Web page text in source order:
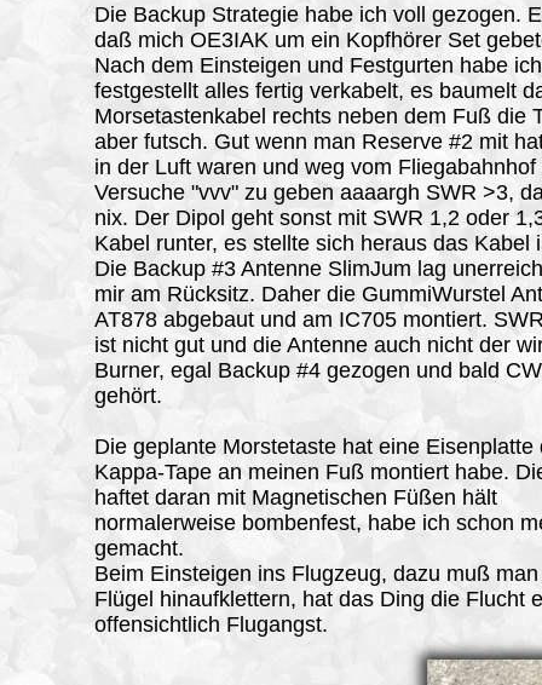
Die Backup Strategie habe ich voll gezogen.
daß mich OE3IAK um ein Kopfhörer Set
Nach dem Einsteigen und Festgurten habe ich
festgestellt alles fertig verkabelt, es baumelt
Morsetastenkabel rechts neben dem Fuß die
aber futsch. Gut wenn man Reserve #2 mit
in der Luft waren und weg vom Fliegabahnhof
Versuche "vvv" zu geben aaaargh SWR >3,
nix. Der Dipol geht sonst mit SWR 1,2 oder
Kabel runter, es stellte sich heraus das Kabel
Die Backup #3 Antenne SlimJum lag
mir am Rücksitz. Daher die GummiWurstel
AT878 abgebaut und am IC705 montiert.
ist nicht gut und die Antenne auch nicht der
Burner, egal Backup #4 gezogen und bald
gehört.
Die geplante Morstetaste hat eine Eisenplatte
Kappa-Tape an meinen Fuß montiert habe.
haftet daran mit Magnetischen Füßen hält
normalerweise bombenfest, habe ich schon
gemacht.
Beim Einsteigen ins Flugzeug, dazu muß
Flügel hinaufklettern, hat das Ding die Flucht
offensichtlich Flugangst.